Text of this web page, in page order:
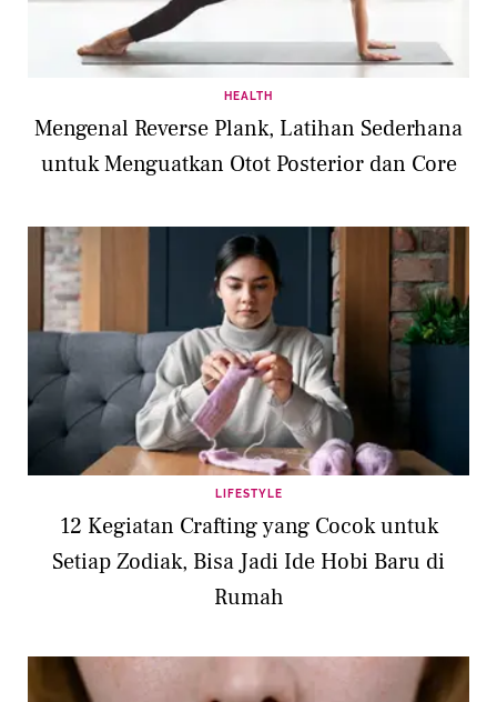
HEALTH
Mengenal Reverse Plank, Latihan Sederhana
untuk Menguatkan Otot Posterior dan Core
LIFESTYLE
12 Kegiatan Crafting yang Cocok untuk
Setiap Zodiak, Bisa Jadi Ide Hobi Baru di
Rumah